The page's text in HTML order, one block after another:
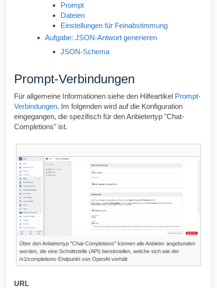
Prompt
Dateien
Einstellungen für Feinabstimmung
Aufgabe: JSON-Antwort generieren
JSON-Schema
Prompt-Verbindungen
Für allgemeine Informationen siehe den Hilfeartikel Prompt-
Verbindungen. Im folgenden wird auf die Konfiguration
eingegangen, die spezifisch für den Anbietertyp "Chat-
Completions" ist.
Über den Anbietertyp "Chat-Completions" können alle Anbieter angebunden
werden, die eine Schnittstelle (API) bereitstellen, welche sich wie der
/v1/completions-Endpunkt von OpenAI verhält.
URL